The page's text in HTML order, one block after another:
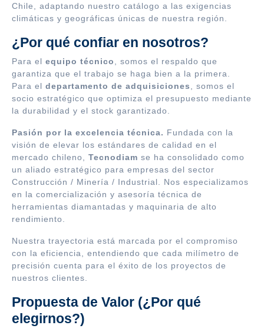
Chile, adaptando nuestro catálogo a las exigencias
climáticas y geográficas únicas de nuestra región.
¿Por qué confiar en nosotros?
Para el equipo técnico, somos el respaldo que
garantiza que el trabajo se haga bien a la primera.
Para el departamento de adquisiciones, somos el
socio estratégico que optimiza el presupuesto mediante
la durabilidad y el stock garantizado.
Pasión por la excelencia técnica. Fundada con la
visión de elevar los estándares de calidad en el
mercado chileno, Tecnodiam se ha consolidado como
un aliado estratégico para empresas del sector
Construcción / Minería / Industrial. Nos especializamos
en la comercialización y asesoría técnica de
herramientas diamantadas y maquinaria de alto
rendimiento.
Nuestra trayectoria está marcada por el compromiso
con la eficiencia, entendiendo que cada milímetro de
precisión cuenta para el éxito de los proyectos de
nuestros clientes.
Propuesta de Valor (¿Por qué
elegirnos?)